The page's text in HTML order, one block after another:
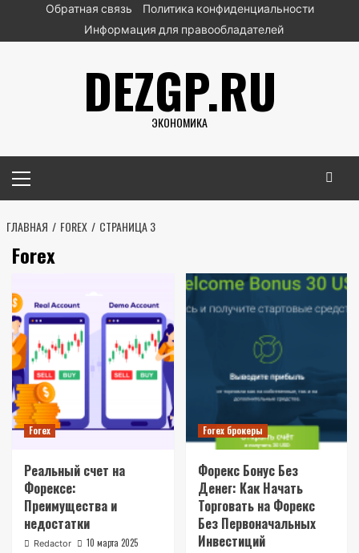
ПерейтиОбратная связь
Политика конфиденциальности
Информация для правообладателей
DEZGP.RU
ЭКОНОМИКА
меню
ГЛАВНАЯ FOREX СТРАНИЦА 3
Forex
Forex
Реальный счет на
Форексе:
Преимущества и
недостатки
Redactor 10 марта 2025
Forex брокеры
Форекс Бонус Без
Денег: Как Начать
Торговать на Форекс
Без Первоначальных
Инвестиций